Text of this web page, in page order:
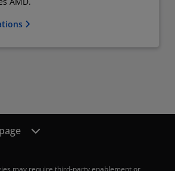
may require third-party enablement or